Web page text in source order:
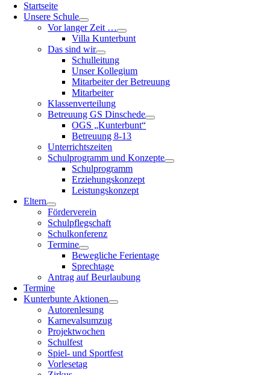
Startseite
Unsere Schule
Vor langer Zeit …
Villa Kunterbunt
Das sind wir
Schulleitung
Unser Kollegium
Mitarbeiter der Betreuung
Mitarbeiter
Klassenverteilung
Betreuung GS Dinschede
OGS „Kunterbunt“
Betreuung 8-13
Unterrichtszeiten
Schulprogramm und Konzepte
Schulprogramm
Erziehungskonzept
Leistungskonzept
Eltern
Förderverein
Schulpflegschaft
Schulkonferenz
Termine
Bewegliche Ferientage
Sprechtage
Antrag auf Beurlaubung
Termine
Kunterbunte Aktionen
Autorenlesung
Karnevalsumzug
Projektwochen
Schulfest
Spiel- und Sportfest
Vorlesetag